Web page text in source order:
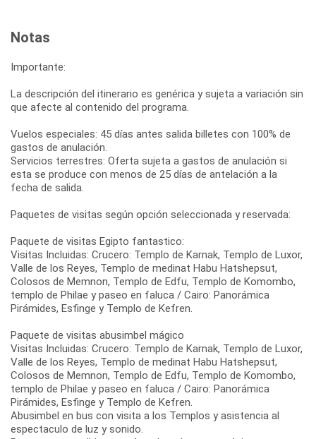
Notas
Importante:
La descripción del itinerario es genérica y sujeta a variación sin
que afecte al contenido del programa.
Vuelos especiales: 45 días antes salida billetes con 100% de
gastos de anulación.
Servicios terrestres: Oferta sujeta a gastos de anulación si
esta se produce con menos de 25 días de antelación a la
fecha de salida.
Paquetes de visitas según opción seleccionada y reservada:
Paquete de visitas Egipto fantastico:
Visitas Incluidas: Crucero: Templo de Karnak, Templo de Luxor,
Valle de los Reyes, Templo de medinat Habu Hatshepsut,
Colosos de Memnon, Templo de Edfu, Templo de Komombo,
templo de Philae y paseo en faluca / Cairo: Panorámica
Pirámides, Esfinge y Templo de Kefren.
Paquete de visitas abusimbel mágico
Visitas Incluidas: Crucero: Templo de Karnak, Templo de Luxor,
Valle de los Reyes, Templo de medinat Habu Hatshepsut,
Colosos de Memnon, Templo de Edfu, Templo de Komombo,
templo de Philae y paseo en faluca / Cairo: Panorámica
Pirámides, Esfinge y Templo de Kefren.
Abusimbel en bus con visita a los Templos y asistencia al
espectaculo de luz y sonido.